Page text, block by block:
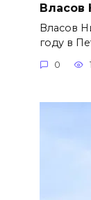
Власов
Власов
году в
0